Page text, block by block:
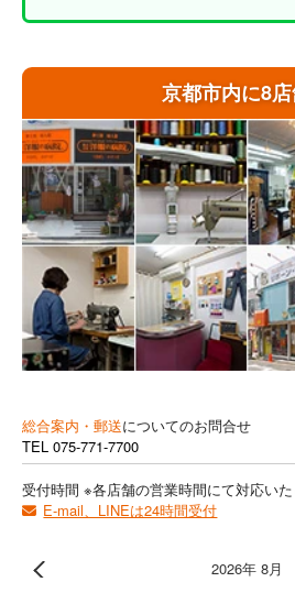
京都市内に8店
総合案内・郵送についてのお問合せ
TEL 075-771-7700
受付時間 ※各店舗の営業時間にて対応いた
E-mail、LINEは24時間受付
2026年 8月